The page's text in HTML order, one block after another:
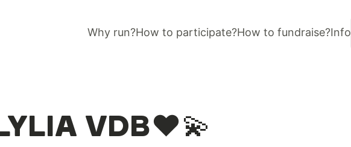
Why run?How to participate?How to fundraise?Info
VDB❤️💫